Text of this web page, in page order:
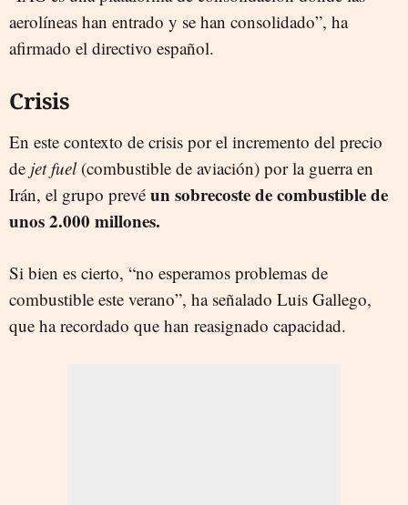
aerolíneas han entrado y se han consolidado”, ha
afirmado el directivo español.
Crisis
En este contexto de crisis por el incremento del precio
de jet fuel(combustible de aviación) por la guerra en
Irán, el grupo prevé un sobrecoste de combustible de
unos 2.000 millones.
Si bien es cierto, “no esperamos problemas de
combustible este verano”, ha señalado Luis Gallego,
que ha recordado que han reasignado capacidad.